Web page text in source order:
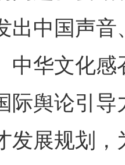
出中国声
中华文化
际舆论引
发展规划